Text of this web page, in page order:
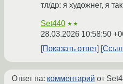
тл/др: я художнег, я
Set440 ★★
28.03.2026 10:58:50
Показать ответ
Ответ на: комментарий от